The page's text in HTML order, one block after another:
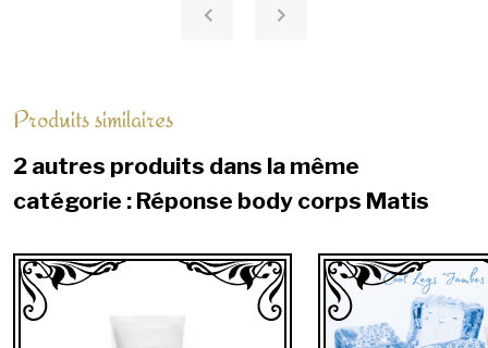
Produits similaires
2 autres produits dans la même
catégorie : Réponse body corps Matis